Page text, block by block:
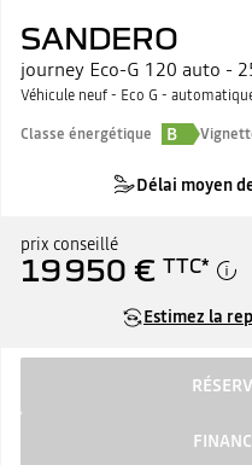
SANDERO
journey Eco-G 120 auto -
Véhicule neuf - Eco G -
Classe énergétique
B
Délai moyen
prix conseillé
19 950 € TTC*
Estimez la